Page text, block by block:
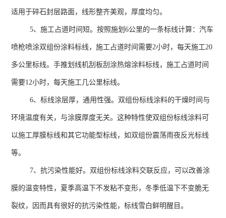
适用于碎石封层路面，线形整齐美观，厚度均匀。
5、施工占道时间短。按照施划 6公里的一条标线计算：汽车
喷枪喷涂双组份涂料标线，施工占道时间需要2小时，每天施工20
多公里标线。手推划线机刮板刮涂热熔涂料标线，施工占道时间
需要12小时，每天施工几公里标线。
6、标线涂层厚，通用性强。双组份标线涂料的干燥时间与
环境温度有关，与涂膜厚度无关。这种特性使双组份标线涂料可
以施工厚膜标线和其它功能型标线，如双组份震荡雨夜反光标线
等。
7、抗污染性能好。双组份标线涂料交联反应，可以改善涂
膜的温变特性，夏季高温下不发粘不变形，冬季低温下不变脆无
裂纹，因而具有很好的抗污染性能，标线雪白鲜明醒目。